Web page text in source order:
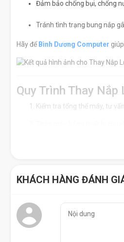
Đảm bảo chống bụi, chống
Tránh tình trạng bung nắp
Hãy để Bình Dương Computer
Quy Trình Thay Nắp
Kiểm tra tổng thể máy, tư
Kiểm tra độ kín, tính thẩm
KHÁCH HÀNG ĐÁNH